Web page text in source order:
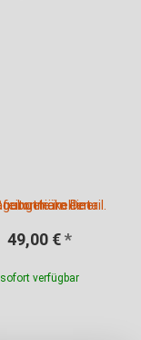
49,00 € *
sofort verfügbar